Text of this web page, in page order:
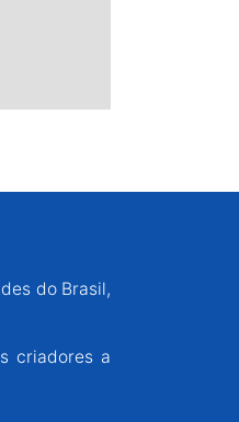
do Brasil,
criadores a